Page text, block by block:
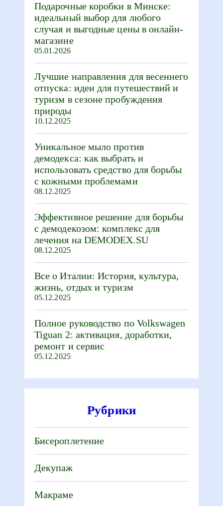
Подарочные коробки в Минске:
идеальный выбор для любого
случая и выгодные цены в онлайн-
магазине
05.01.2026
Лучшие направления для весеннего
отпуска: идеи для путешествий и
туризм в сезоне пробуждения
природы
10.12.2025
Уникальное мыло против
демодекса: как выбрать и
использовать средство для борьбы
с кожными проблемами
08.12.2025
Эффективное решение для борьбы
с демодекозом: комплекс для
лечения на DEMODEX.SU
08.12.2025
Все о Италии: История, культура,
жизнь, отдых и туризм
05.12.2025
Полное руководство по Volkswagen
Tiguan 2: активация, доработки,
ремонт и сервис
05.12.2025
Рубрики
Бисероплетение
Декупаж
Макраме